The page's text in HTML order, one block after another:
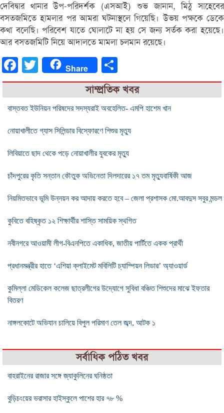
দেবিদ্বার থানার উপ-পরিদর্শক (এসআই) শুভ জানান, মিঠু সাহেবের
বসতজমিতে হামলার পর আমরা ঘটনাস্থলে গিয়েছি। উভয় পক্ষকে ডেকে
কথা বলেছি। পরিবেশ যাতে ঘোলাটে না হয় সে জন্য সর্তক করা হয়েছে।
আর বসতজমিটি নিয়ে আদালতে মামলা চলমান রয়েছে।
FacebookTwitter Share
সাম্প্রতিক খবর
বাস্তবত ইউনিয়ন পরিষদের সদস্যরাই অবহেলিত- এমপি হাশেম খান
নোয়াখালীতে গ্যাস সিলিন্ডার বিস্ফোরণে শিশুর মৃত্যু
লিবিয়াতে ছাদ থেকে পড়ে নোয়াখালীর যুবকের মৃত্যু
চাঁদপুরের কৃতি সন্তান কৌতুক অভিনেতা দিলদারের ১৭ তম মৃত্যুবার্ষিকী আজ
নিয়মিতভাবে ভূমি উন্নয়ন কর আদায় করতে হবে – জেলা প্রশাসক মো.আবদুস সবুর মন্ডল
কুবিতে বহিষ্কৃত ১২ শিক্ষার্থীর শাস্তি সাময়িক স্থগিত
নবীনগরে আওয়ামী লীগ-বিএনপিতে একাধিক, জাতীয় পার্টিতে একক প্রার্থী
প্রধানমন্ত্রীর হাতে ‘এশিয়া ক্লাইমেট মবিলিটি চ্যাম্পিয়ন লিডার’ অ্যাওয়ার্ড
কুমিল্লা মেডিকেল কলেজ ছাত্রলীগের উদ্যোগে সুবিধা বঞ্চিত শিশুদের মাঝে ইফতার
বিতরণ
নাঙ্গলকোটে অভিযান চালিয়ে বিপুল পরিমাণ তেল জব্দ, আটক ১
সর্বাধিক পঠিত খবর
বাহরাইনের রাজার সঙ্গে জ্যাকুলিনের ঘনিষ্ঠতা
বুড়িচংয়ের ভরাসার হাইস্কুলে পাশের হার ৭৮ %